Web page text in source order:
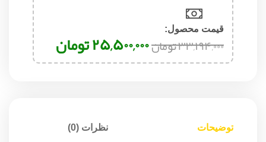
قیمت محصول:​
۳۳,۱۹۴,۰۰۰تومان۲۵,۵۰۰,۰۰۰تومان
توضیحات نظرات (0)